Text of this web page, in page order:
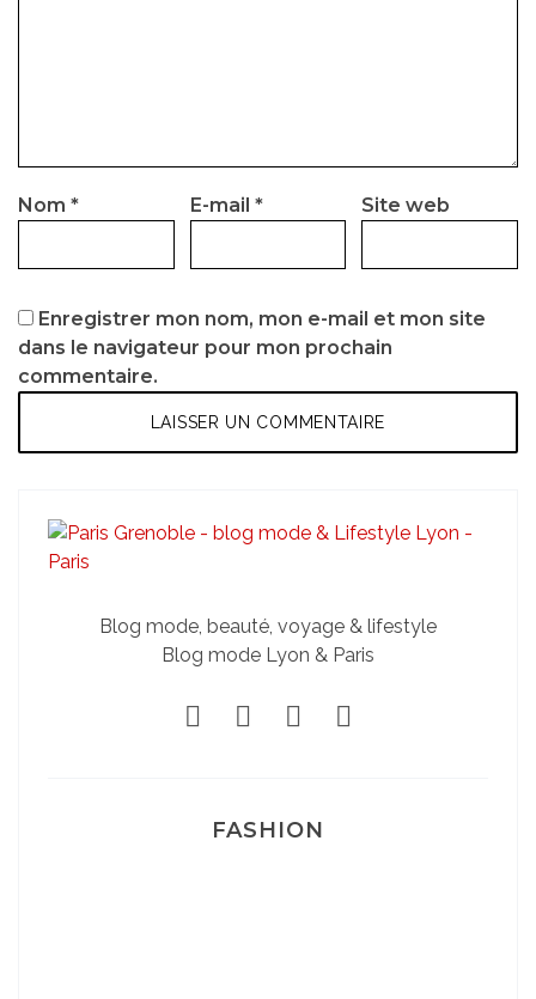
Nom * E-mail * Site web
Enregistrer mon nom, mon e-mail et mon site
dans le navigateur pour mon prochain
commentaire.
Blog mode, beauté, voyage & lifestyle
Blog mode Lyon & Paris
FASHION